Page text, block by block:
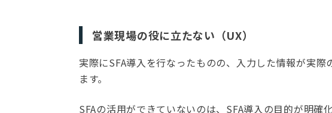
営業現場の役に立たない（UX）
実際にSFA導入を行なったものの、入力した情報が実
ます。
SFAの活用ができていないのは、SFA導入の目的が明確